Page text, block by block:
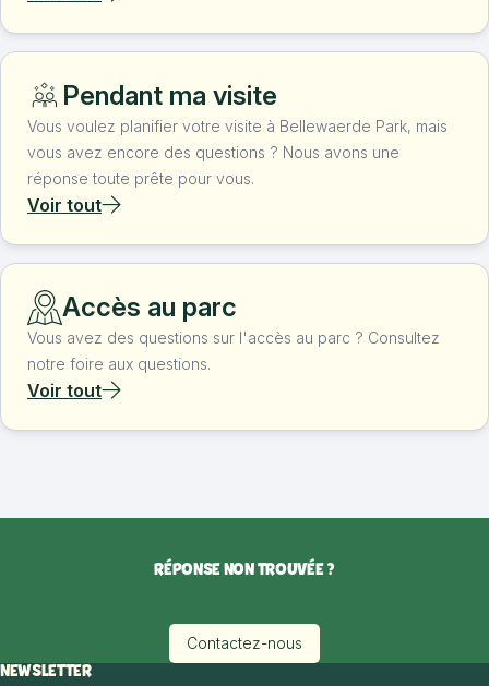
Pendant ma visite
Vous voulez planifier votre visite à Bellewaerde Park, mais
vous avez encore des questions ? Nous avons une
réponse toute prête pour vous.
Voir tout
Accès au parc
Vous avez des questions sur l'accès au parc ? Consultez
notre foire aux questions.
Voir tout
RÉPONSE NON TROUVÉE ?
Contactez-nous
NEWSLETTER